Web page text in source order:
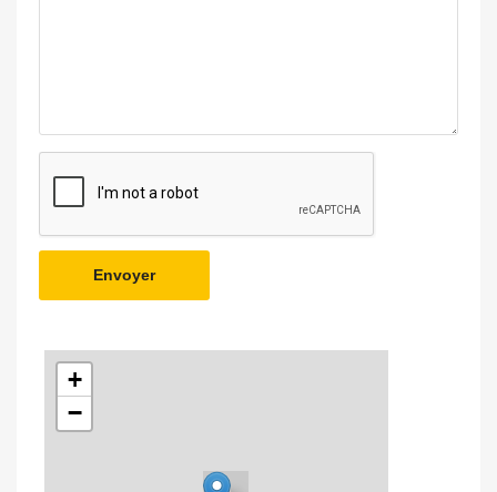
Envoyer
+
−